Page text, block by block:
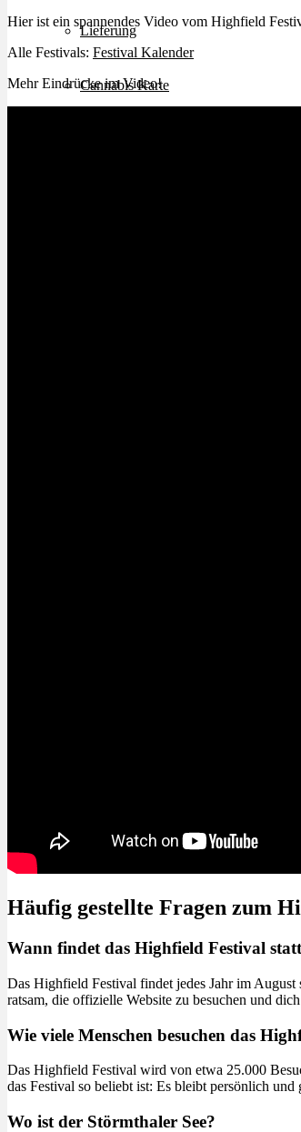
Lieferung
Cannabis Karte
Hier ist ein spannendes Video vom Highfield
Alle Festivals: Festival Kalender
Mehr Eindrücke im Video!
Häufig gestellte Fragen zum
Wann findet das Highfield Festival
Das Highfield Festival findet jedes Jahr im August
ratsam, die offizielle Website zu besuchen und
Wie viele Menschen besuchen das
Das Highfield Festival wird von etwa 25.000
das Festival so beliebt ist: Es bleibt persönlich und
Wo ist der Störmthaler See?